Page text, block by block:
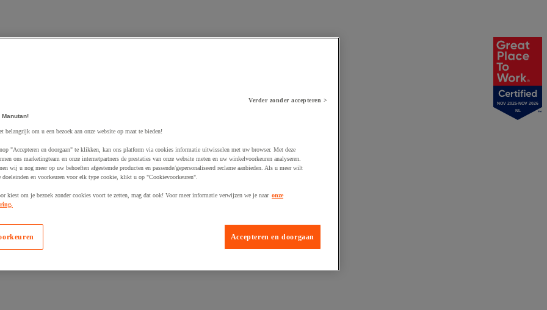
NOV 2025-NOV 2026
NL
Verder zonder accepteren >
belangrijk om u een bezoek aan onze website op maat te bieden!
"Accepteren en doorgaan" te klikken, kan ons platform via cookies informatie uitwisselen met uw browser. Met deze
ons marketingteam en onze internetpartners de prestaties van onze website meten en uw winkelvoorkeuren analyseren.
wij u nog meer op uw behoeften afgestemde producten en passende/gepersonaliseerd reclame aanbieden. Als u meer wilt
doeleinden en voorkeuren voor elk type cookie, klikt u op "Cookievoorkeuren".
kiest om je bezoek zonder cookies voort te zetten, mag dat ook! Voor meer informatie verwijzen we je naar onze
Accepteren en doorgaan